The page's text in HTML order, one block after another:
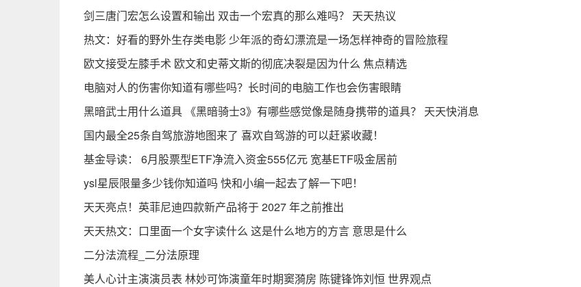
剑三唐门宏怎么设置和输出 双击一个宏真的那么难吗？ 天天热议
热文：好看的野外生存类电影 少年派的奇幻漂流是一场怎样神奇的冒险旅程
欧文接受左膝手术 欧文和史蒂文斯的彻底决裂是因为什么 焦点精选
电脑对人的伤害你知道有哪些吗？长时间的电脑工作也会伤害眼睛
黑暗武士用什么道具 《黑暗骑士3》有哪些感觉像是随身携带的道具？ 天天快消息
国内最全25条自驾旅游地图来了 喜欢自驾游的可以赶紧收藏！
基金导读： 6月股票型ETF净流入资金555亿元 宽基ETF吸金居前
ysl星辰限量多少钱你知道吗 快和小编一起去了解一下吧！
天天亮点！英菲尼迪四款新产品将于 2027 年之前推出
天天热文：口里面一个女字读什么 这是什么地方的方言 意思是什么
二分法流程_二分法原理
美人心计主演演员表 林妙可饰演童年时期窦漪房 陈键锋饰刘恒 世界观点